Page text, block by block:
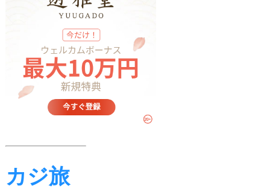
カジ旅